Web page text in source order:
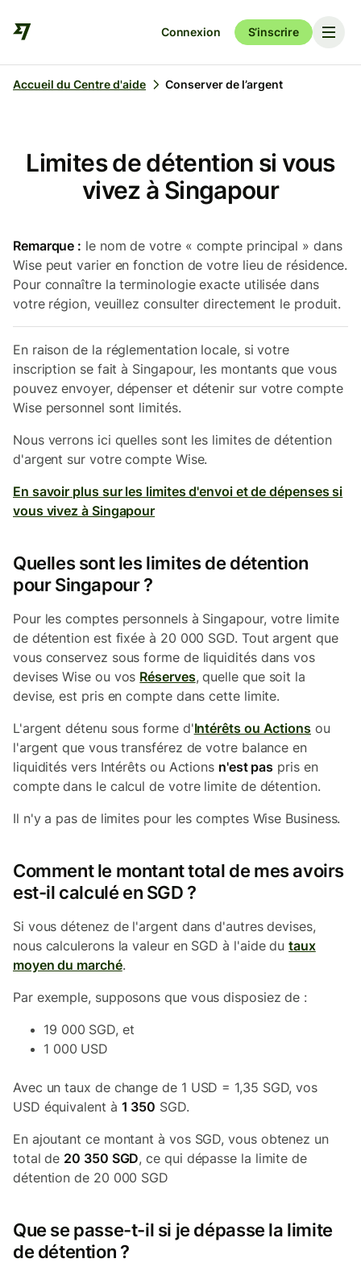
Connexion S’inscrire
Accueil du Centre d'aide Conserver de l’argent
Limites de détention si vous
vivez à Singapour
Remarque : le nom de votre « compte principal » dans
Wise peut varier en fonction de votre lieu de résidence.
Pour connaître la terminologie exacte utilisée dans
votre région, veuillez consulter directement le produit.
En raison de la réglementation locale, si votre
inscription se fait à Singapour, les montants que vous
pouvez envoyer, dépenser et détenir sur votre compte
Wise personnel sont limités.
Nous verrons ici quelles sont les limites de détention
d'argent sur votre compte Wise.
En savoir plus sur les limites d'envoi et de dépenses si
vous vivez à Singapour
Quelles sont les limites de détention
pour Singapour ?
Pour les comptes personnels à Singapour, votre limite
de détention est fixée à 20 000 SGD. Tout argent que
vous conservez sous forme de liquidités dans vos
devises Wise ou vos Réserves, quelle que soit la
devise, est pris en compte dans cette limite.
L'argent détenu sous forme d'Intérêts ou Actionsou
l'argent que vous transférez de votre balance en
liquidités vers Intérêts ou Actions n'est pas pris en
compte dans le calcul de votre limite de détention.
Il n'y a pas de limites pour les comptes Wise Business.
Comment le montant total de mes avoirs
est-il calculé en SGD ?
Si vous détenez de l'argent dans d'autres devises,
nous calculerons la valeur en SGD à l'aide dutaux
moyen du marché.
Par exemple, supposons que vous disposiez de :
19 000 SGD, et
1 000 USD
Avec un taux de change de 1 USD = 1,35 SGD, vos
USD équivalent à 1 350 SGD.
En ajoutant ce montant à vos SGD, vous obtenez un
total de 20 350 SGD, ce qui dépasse la limite de
détention de 20 000 SGD
Que se passe-t-il si je dépasse la limite
de détention ?